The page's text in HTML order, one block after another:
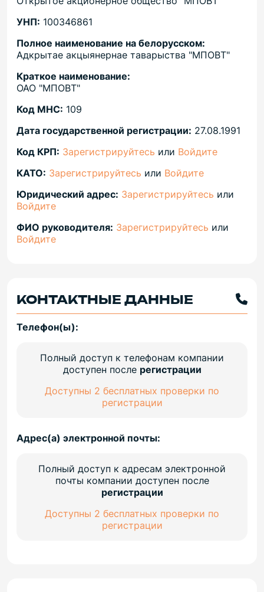
УНП: 100346861
Полное наименование на белорусском:
Адкрытае акцыянернае таварыства "МПОВТ"
Краткое наименование:
ОАО "МПОВТ"
Код МНС: 109
Дата государственной регистрации: 27.08.1991
Код КРП: Зарегистрируйтесь или Войдите
КАТО: Зарегистрируйтесь или Войдите
Юридический адрес: Зарегистрируйтесь или
Войдите
ФИО руководителя: Зарегистрируйтесь или
Войдите
КОНТАКТНЫЕ ДАННЫЕ
Телефон(ы):
Полный доступ к телефонам компании
доступен после регистрации
Доступны 2 бесплатных проверки по
регистрации
Адрес(а) электронной почты:
Полный доступ к адресам электронной
почты компании доступен после
регистрации
Доступны 2 бесплатных проверки по
регистрации